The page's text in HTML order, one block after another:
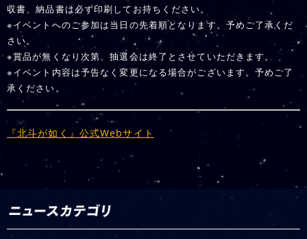
収書、納品書は必ず印刷してお持ちください。
※イベントへのご参加は当日の先着順となります。予めご了承くだ
さい。
※賞品が無くなり次第、抽選会は終了とさせていただきます。
※イベント内容は予告なく変更になる場合がございます。予めご了
承ください。
『北斗が如く』公式Webサイト